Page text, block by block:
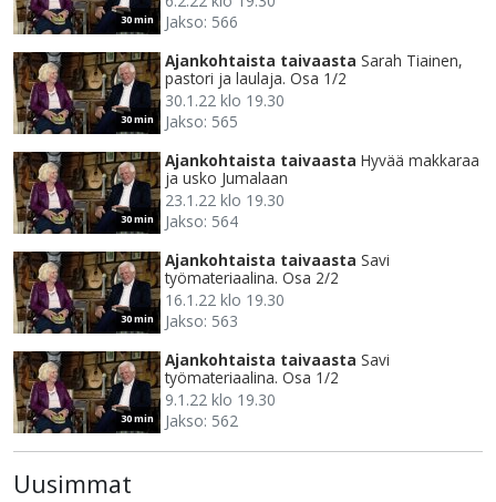
30 min
Jakso: 566
30 min
Ajankohtaista taivaasta Sarah Tiainen,
pastori ja laulaja. Osa 1/2
30.1.22 klo 19.30
Jakso: 565
30 min
Ajankohtaista taivaasta Hyvää makkaraa
ja usko Jumalaan
23.1.22 klo 19.30
Jakso: 564
30 min
Ajankohtaista taivaasta Savi
työmateriaalina. Osa 2/2
16.1.22 klo 19.30
Jakso: 563
30 min
Ajankohtaista taivaasta Savi
työmateriaalina. Osa 1/2
9.1.22 klo 19.30
Jakso: 562
Uusimmat